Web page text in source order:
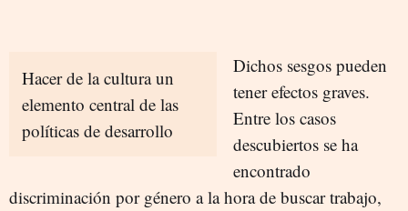
Hacer de la cultura un
elemento central de las
políticas de desarrollo
Dichos sesgos pueden
tener efectos graves.
Entre los casos
descubiertos se ha
encontrado
discriminación por género a la hora de buscar trabajo,